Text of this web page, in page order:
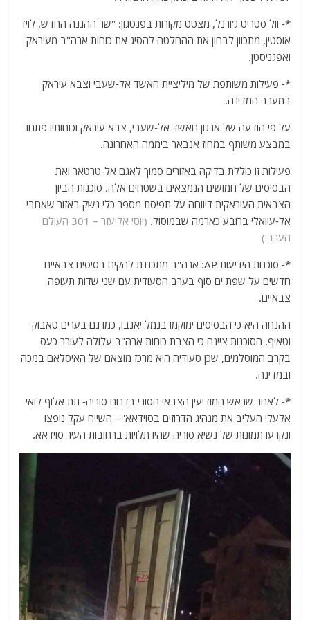
*- וול סטריט ג'ורנל, מצטט מקורות בפנטגון: "שר ההגנה החדש, לויד
אוסטין, מתכוון לבחון את ההחלטה להסיג את כוחות ארה"ב מעיראק
ואפגניסטן.
*- פעילות משותפת של מיליציית חאשד אל-שעבי וצבא עיראק
במערב המדינה.
על פי הודעה של ארגון חאשד אל-שעבי, צבא עיראק וכוחותיו פתחו
במבצע משותף במחוז אנבאר ביממה האחרונה.
פעילות זו כוללת בדיקה באזורים סמוך לאגם אל-טרטאר ואת
הבסיסים של חמושים הנמצאים בשטחים אלה. סוכנות הביון
הצבאית העיראקית דיווחה על תפיסת מספר כלי נשק באזור שאחבי
אל-עוואלי ברובע כארמה שבמוסול.
(יוסי אליעזר – 301 העולם
הערבי)
*- סוכנות הידיעות AP: ארה"ב מתכננת להקים בסיסים צבאיים
חדשים על שפת ים סוף בערב הסעודית עם שני שדות תעופה
צבאיים.
ההנחה היא כי הבסיסים ימוקמו בנמל יאנבו, כמו גם בערים טאבוק
וטאיף. הסוכנות ציינה כי הצבת כוחות ארה"ב עלולה לעורר כעס
בקרב המוסלמים, שכן סעודיה היא מרכז מוצאם של האיסלאם במכה
ובמדינה.
*- לאחר שראש המודיעין הצבאי הסורי בדרום סוריה- תת אלוף לואי
אלעלי העליב את מנהיג הדרוזים בסוידאא' – השייח עקל נופצו
ונקרעו תמונות של נשיא סוריה שהיו תלויות ברחובות העיר סוידאא.